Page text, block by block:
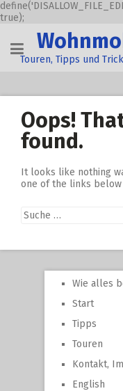
true);
content
Touren, Tipps und
Oops!
found.
It looks like nothing
one of the links below
Suche
nach:
Wie alles
Start
Tipps
Touren
Kontakt,
English